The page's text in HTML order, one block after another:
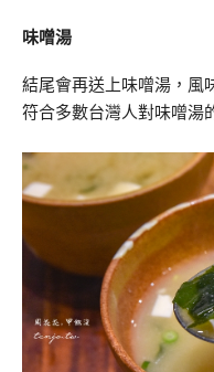
味噌湯
結尾會再送上味噌湯，風
符合多數台灣人對味噌湯